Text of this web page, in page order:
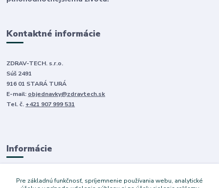
Kontaktné informácie
ZDRAV-TECH. s.r.o.
Súš 2491
916 01 STARÁ TURÁ
E-mail: objednavky@zdravtech.sk
Tel. č. +421 907 999 531
Informácie
O násPre základnú funkčnosť, spríjemnenie používania webu, analytické